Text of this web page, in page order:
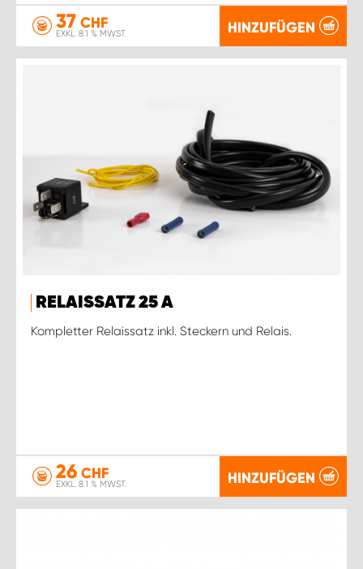
37 CHF
EXKL. 8.1 % MWST. HINZUFÜGEN
RELAISSATZ 25 A
Kompletter Relaissatz inkl. Steckern und Relais.
26 CHF
EXKL. 8.1 % MWST. HINZUFÜGEN